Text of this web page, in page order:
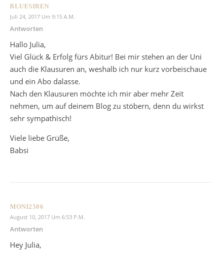
BLUESIREN
Juli 24, 2017 Um 9:15 A.m.
Antworten
Hallo Julia,
Viel Glück & Erfolg fürs Abitur! Bei mir stehen an der Uni
auch die Klausuren an, weshalb ich nur kurz vorbeischaue
und ein Abo dalasse.
Nach den Klausuren möchte ich mir aber mehr Zeit
nehmen, um auf deinem Blog zu stöbern, denn du wirkst
sehr sympathisch!
Viele liebe Grüße,
Babsi
MONI2506
August 10, 2017 Um 6:53 P.m.
Antworten
Hey Julia,